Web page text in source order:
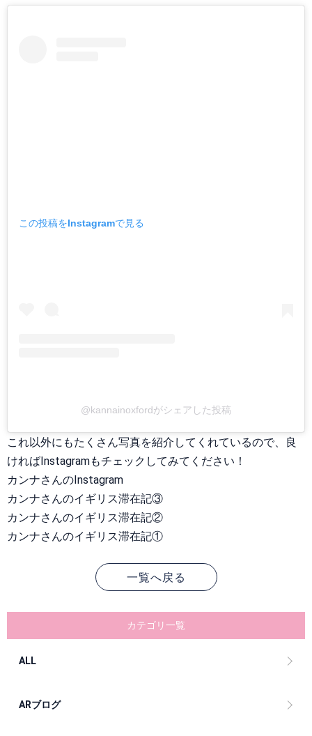
この投稿をInstagramで見る
@kannainoxfordがシェアした投稿
これ以外にもたくさん写真を紹介してくれているので、良
ければInstagramもチェックしてみてください！
カンナさんのInstagram
カンナさんのイギリス滞在記③
カンナさんのイギリス滞在記②
カンナさんのイギリス滞在記①
一覧へ戻る
カテゴリ一覧
ALL
ARブログ